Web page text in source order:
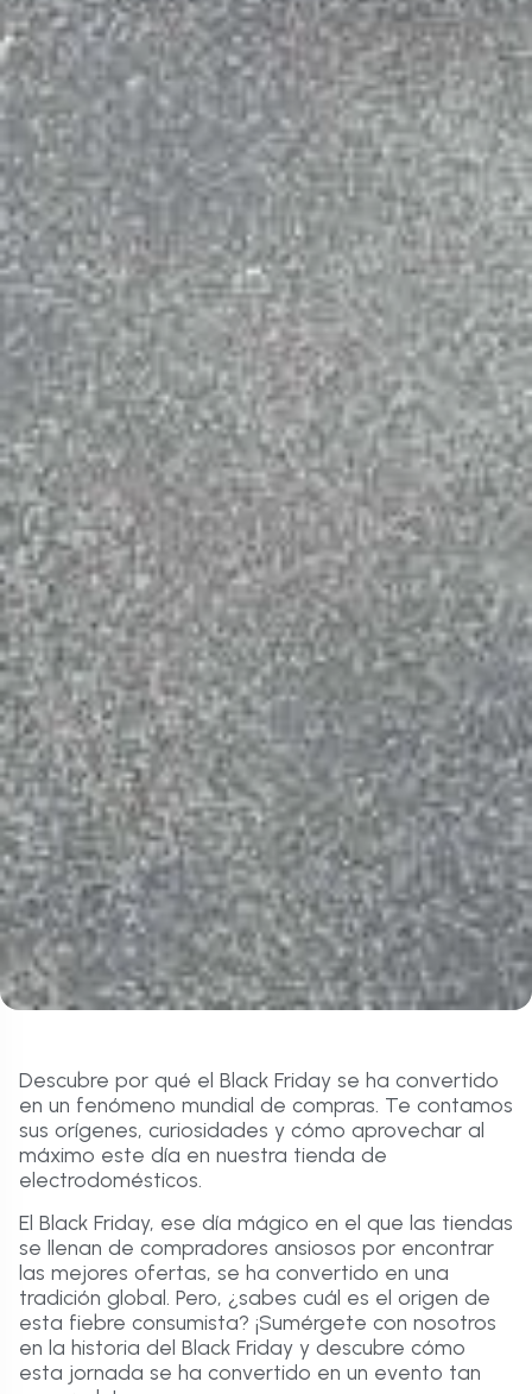
Descubre por qué el Black Friday se ha convertido
en un fenómeno mundial de compras. Te contamos
sus orígenes, curiosidades y cómo aprovechar al
máximo este día en nuestra tienda de
electrodomésticos.
El Black Friday, ese día mágico en el que las tiendas
se llenan de compradores ansiosos por encontrar
las mejores ofertas, se ha convertido en una
tradición global. Pero, ¿sabes cuál es el origen de
esta fiebre consumista? ¡Sumérgete con nosotros
en la historia del Black Friday y descubre cómo
esta jornada se ha convertido en un evento tan